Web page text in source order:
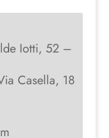
Iotti, 52 –
Casella, 18